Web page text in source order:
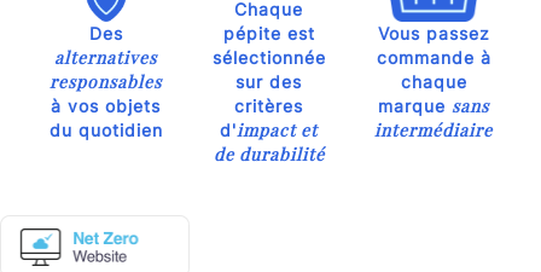
Des
alternatives
responsables
à vos objets
du quotidien
Chaque
pépite est
sélectionnée
sur des
critères
d'impact et
de durabilité
Vous passez
commande à
chaque
marque sans
intermédiaire